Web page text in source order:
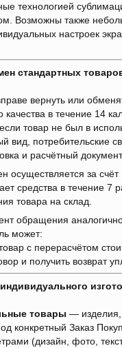
технологией
Возможны также
настроек
стандартных
вернуть или
в течение 14
товар не был в
вид, потребительские
и расчётный
осуществляется за счёт
средства в течение 7
товара на склад.
обращения
может:
с перерасчётом
и получить возврат
товары — изделия,
конкретный Заказ
(дизайн, фото,